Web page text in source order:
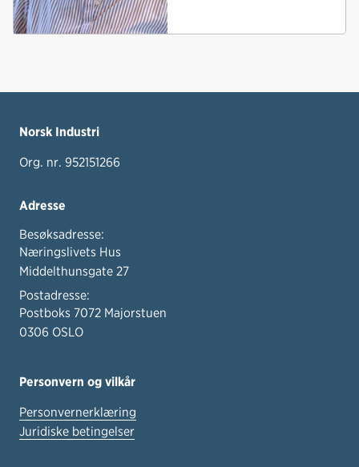
Norsk Industri
Org. nr. 952151266
Adresse
Besøksadresse:
Næringslivets Hus
Middelthunsgate 27
Postadresse:
Postboks 7072 Majorstuen
0306 OSLO
Personvern og vilkår
Personvernerklæring
Juridiske betingelser